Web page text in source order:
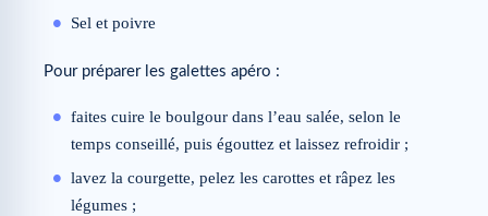
Sel et poivre
Pour préparer les galettes apéro :
faites cuire le boulgour dans l’eau salée, selon le
temps conseillé, puis égouttez et laissez refroidir ;
lavez la courgette, pelez les carottes et râpez les
légumes ;